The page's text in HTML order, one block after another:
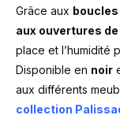
Grâce aux
aux ouvertures
place et l’humidité
Disponible en noir
aux différents
collection